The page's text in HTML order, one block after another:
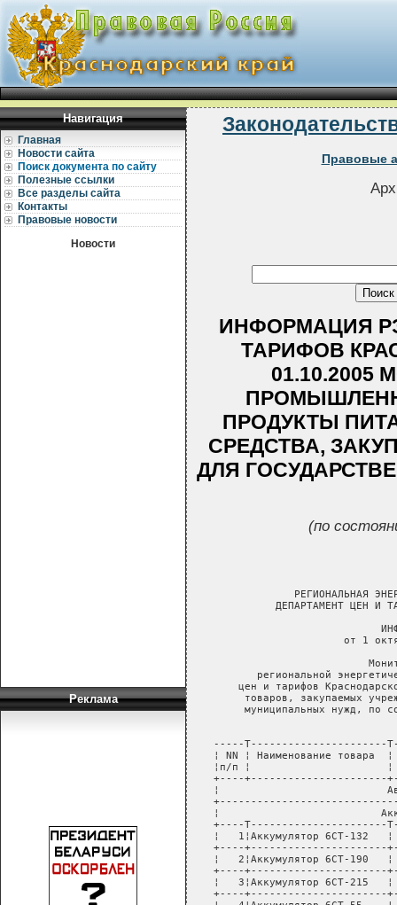
Навигация
Главная
Новости сайта
Поиск документа по сайту
Полезные ссылки
Все разделы сайта
Контакты
Правовые новости
Новости
Реклама
Правовые
ИНФОРМАЦИЯ
ТАРИФОВ
ПРОДУКТЫ
СРЕДСТВА,
ДЛЯ
(по